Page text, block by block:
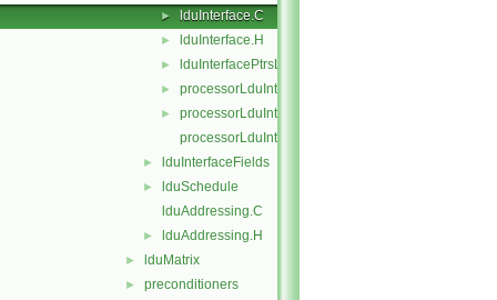
► lduInterface.C
► lduInterface.H
► lduInterfacePtrsList.H
► processorLduInterface.C
►
processorLduInterface.H
processorLduInterfaceTemplates.C
► lduInterfaceFields
►
lduSchedule
lduAddressing.C
► lduAddressing.H
► lduMatrix
► preconditioners